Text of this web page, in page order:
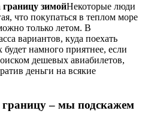
Некоторые люди
что покупаться в теплом море
только летом. В
вариантов, куда поехать
намного приятнее, если
дешевых авиабилетов,
деньги на всякие
границу – мы подскажем